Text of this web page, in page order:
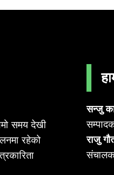
समय देखी
रहेको
सन्जु
राजु